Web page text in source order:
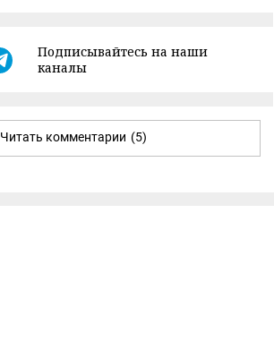
Подписывайтесь на наши
каналы
Читать комментарии (5)